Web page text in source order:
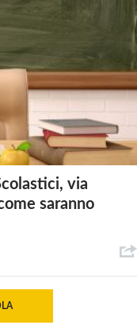
via
saranno